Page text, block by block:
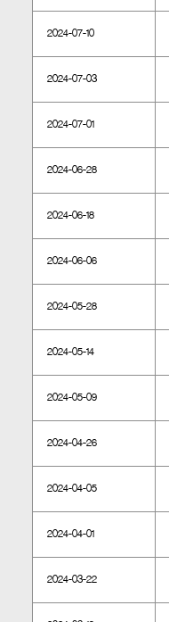
2024-07-10
2024-07-03
2024-07-01
2024-06-28
2024-06-18
2024-06-06
2024-05-28
2024-05-14
2024-05-09
2024-04-26
2024-04-05
2024-04-01
2024-03-22